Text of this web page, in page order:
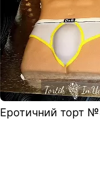
Еротичний торт